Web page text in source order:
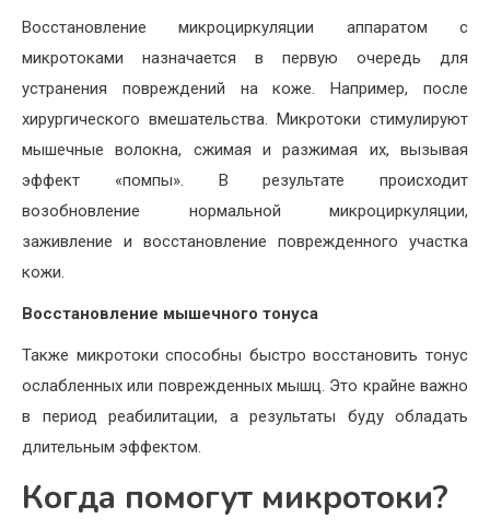
Восстановление микроциркуляции аппаратом с
микротоками назначается в первую очередь для
устранения повреждений на коже. Например, после
хирургического вмешательства. Микротоки стимулируют
мышечные волокна, сжимая и разжимая их, вызывая
эффект «помпы». В результате происходит
возобновление нормальной микроциркуляции,
заживление и восстановление поврежденного участка
кожи.
Восстановление мышечного тонуса
Также микротоки способны быстро восстановить тонус
ослабленных или поврежденных мышц. Это крайне важно
в период реабилитации, а результаты буду обладать
длительным эффектом.
Когда помогут микротоки?